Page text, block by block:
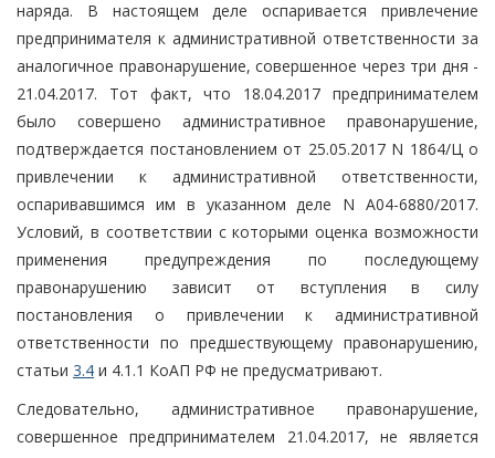
наряда. В настоящем деле оспаривается привлечение
предпринимателя к административной ответственности за
аналогичное правонарушение, совершенное через три дня -
21.04.2017. Тот факт, что 18.04.2017 предпринимателем
было совершено административное правонарушение,
подтверждается постановлением от 25.05.2017 N 1864/Ц о
привлечении к административной ответственности,
оспаривавшимся им в указанном деле N А04-6880/2017.
Условий, в соответствии с которыми оценка возможности
применения предупреждения по последующему
правонарушению зависит от вступления в силу
постановления о привлечении к административной
ответственности по предшествующему правонарушению,
статьи 3.4 и 4.1.1 КоАП РФ не предусматривают.
Следовательно, административное правонарушение,
совершенное предпринимателем 21.04.2017, не является